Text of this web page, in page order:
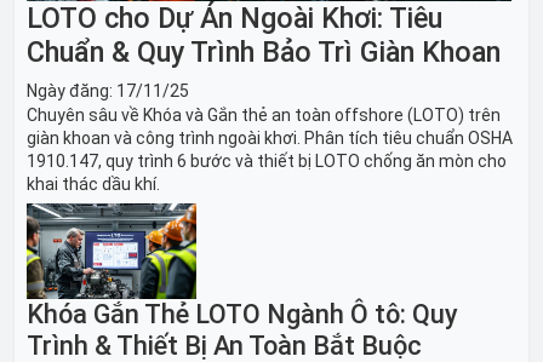
LOTO cho Dự Án Ngoài Khơi: Tiêu
Chuẩn & Quy Trình Bảo Trì Giàn Khoan
Ngày đăng: 17/11/25
Chuyên sâu về Khóa và Gắn thẻ an toàn offshore (LOTO) trên
giàn khoan và công trình ngoài khơi. Phân tích tiêu chuẩn OSHA
1910.147, quy trình 6 bước và thiết bị LOTO chống ăn mòn cho
khai thác dầu khí.
Khóa Gắn Thẻ LOTO Ngành Ô tô: Quy
Trình & Thiết Bị An Toàn Bắt Buộc